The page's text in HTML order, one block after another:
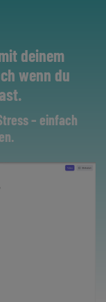
deinem
wenn du
– einfach